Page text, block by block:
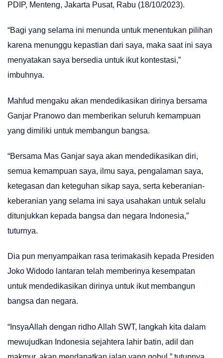
PDIP, Menteng, Jakarta Pusat, Rabu (18/10/2023).
“Bagi yang selama ini menunda untuk menentukan pilihan
karena menunggu kepastian dari saya, maka saat ini saya
menyatakan saya bersedia untuk ikut kontestasi,”
imbuhnya.
Mahfud mengaku akan mendedikasikan dirinya bersama
Ganjar Pranowo dan memberikan seluruh kemampuan
yang dimiliki untuk membangun bangsa.
“Bersama Mas Ganjar saya akan mendedikasikan diri,
semua kemampuan saya, ilmu saya, pengalaman saya,
ketegasan dan keteguhan sikap saya, serta keberanian-
keberanian yang selama ini saya usahakan untuk selalu
ditunjukkan kepada bangsa dan negara Indonesia,”
tuturnya.
Dia pun menyampaikan rasa terimakasih kepada Presiden
Joko Widodo lantaran telah memberinya kesempatan
untuk mendedikasikan dirinya untuk ikut membangun
bangsa dan negara.
“InsyaAllah dengan ridho Allah SWT, langkah kita dalam
mewujudkan Indonesia sejahtera lahir batin, adil dan